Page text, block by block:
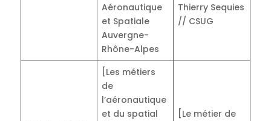
Aéronautique
et Spatiale
Auvergne-
Rhône-Alpes
Thierry Sequies
// CSUG
[Les métiers
de
l’aéronautique
et du spatial
[Le métier de